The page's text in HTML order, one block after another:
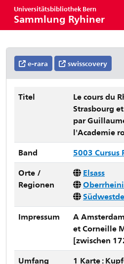
Universitätsbibliothek Bern
Sammlung Ryhiner
e-rara swisscovery
Titel
Le cours du
Strasbourg
par
l'Academie
Band
5003 Cursus
Orte /
Regionen
Elsass
Impressum
A
et Corneille
[zwischen
Umfang
1 Karte :